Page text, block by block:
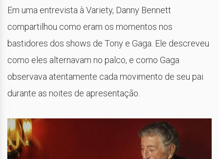
Em uma entrevista à Variety, Danny Bennett
compartilhou como eram os momentos nos
bastidores dos shows de Tony e Gaga. Ele descreveu
como eles alternavam no palco, e como Gaga
observava atentamente cada movimento de seu pai
durante as noites de apresentação.